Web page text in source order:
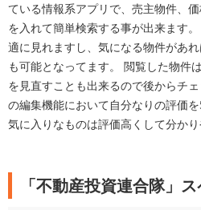
ている情報系アプリで、売主物件、
を入れて簡単検索する事が出来ます
適に見れますし、気になる物件があ
も可能となってます。 閲覧した物件
を見直すことも出来るので後からチ
の編集機能において自分なりの評価
気に入りなものは評価高くして分か
「不動産投資連合隊」